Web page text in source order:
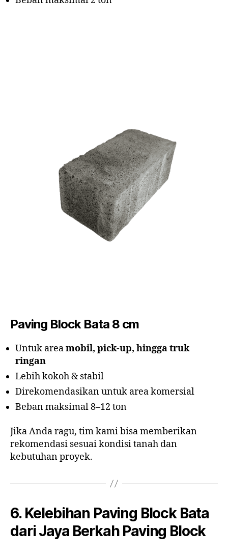
Paving Block Bata 8 cm
Untuk areamobil, pick-up, hingga truk
ringan
Lebih kokoh & stabil
Direkomendasikan untuk area komersial
Beban maksimal 8–12 ton
Jika Anda ragu, tim kami bisa memberikan
rekomendasi sesuai kondisi tanah dan
kebutuhan proyek.
6. Kelebihan Paving Block Bata
dari Jaya Berkah Paving Block